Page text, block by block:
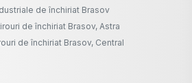
de închiriat Brasov
de închiriat Brasov, Astra
de închiriat Brasov, Central